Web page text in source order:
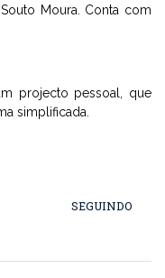
Moura. Conta com
projecto pessoal, que
simplificada.
SEGUINDO